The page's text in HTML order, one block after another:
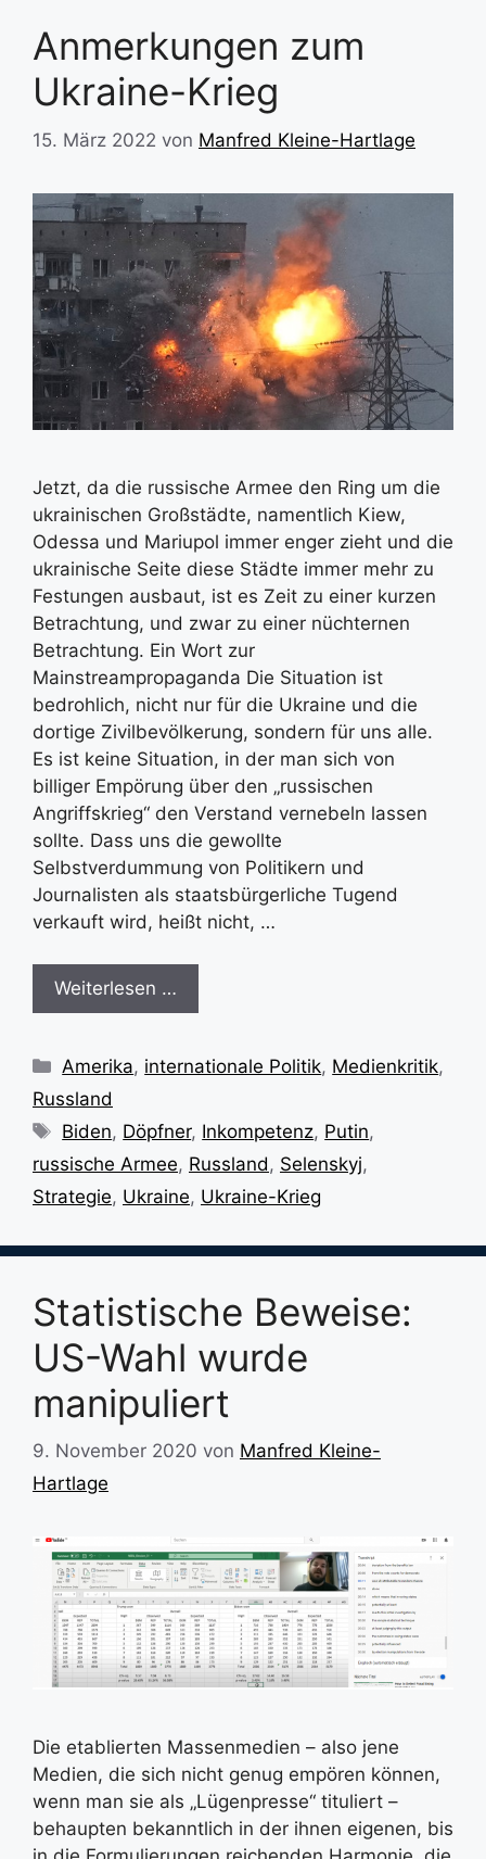
Anmerkungen zum
Ukraine-Krieg
15. März 2022 von Manfred Kleine-Hartlage
Jetzt, da die russische Armee den Ring um die
ukrainischen Großstädte, namentlich Kiew,
Odessa und Mariupol immer enger zieht und die
ukrainische Seite diese Städte immer mehr zu
Festungen ausbaut, ist es Zeit zu einer kurzen
Betrachtung, und zwar zu einer nüchternen
Betrachtung. Ein Wort zur
Mainstreampropaganda Die Situation ist
bedrohlich, nicht nur für die Ukraine und die
dortige Zivilbevölkerung, sondern für uns alle.
Es ist keine Situation, in der man sich von
billiger Empörung über den „russischen
Angriffskrieg“ den Verstand vernebeln lassen
sollte. Dass uns die gewollte
Selbstverdummung von Politikern und
Journalisten als staatsbürgerliche Tugend
verkauft wird, heißt nicht, …
Weiterlesen …
Kategorien
Amerika, internationale Politik, Medienkritik,
Russland
Schlagwörter
Biden, Döpfner, Inkompetenz, Putin,
russische Armee, Russland , Selenskyj,
Strategie, Ukraine, Ukraine-Krieg
Statistische Beweise:
US-Wahl wurde
manipuliert
9. November 2020 von Manfred Kleine-
Hartlage
Die etablierten Massenmedien – also jene
Medien, die sich nicht genug empören können,
wenn man sie als „Lügenpresse“ tituliert –
behaupten bekanntlich in der ihnen eigenen, bis